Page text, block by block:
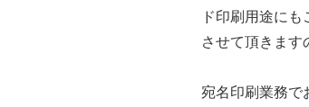
ド印刷用途に
させて頂きます
宛名印刷業務で